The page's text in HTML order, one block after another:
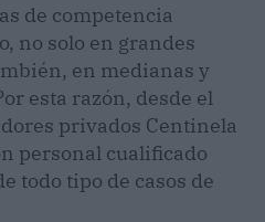
de competencia
no solo en grandes
en medianas y
esta razón, desde el
privados Centinela
personal cualificado
todo tipo de casos de